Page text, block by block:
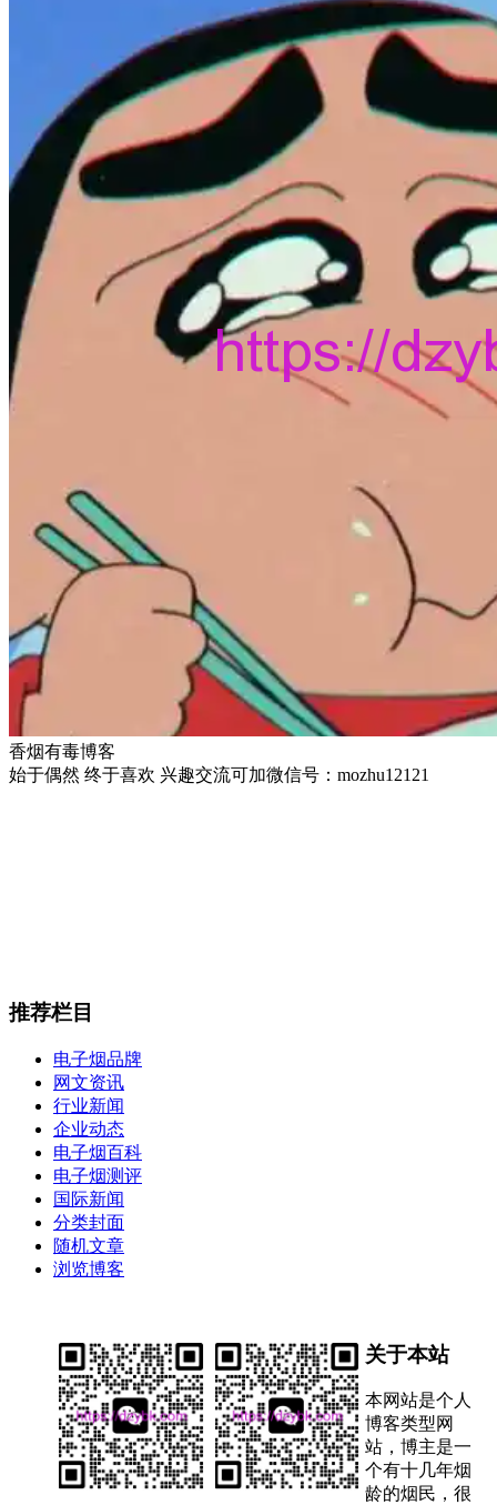
香烟有毒博客
始于偶然 终于喜欢 兴趣交流可加微信号：mozhu12121
推荐栏目
电子烟品牌
网文资讯
行业新闻
企业动态
电子烟百科
电子烟测评
国际新闻
分类封面
随机文章
浏览博客
关于本站
本网站是个人
博客类型网
站，博主是一
个有十几年烟
龄的烟民，很